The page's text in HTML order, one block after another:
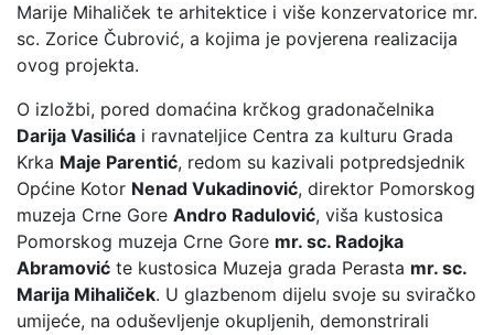
Marije Mihaliček te arhitektice i više konzervatorice mr.
sc. Zorice Čubrović, a kojima je povjerena realizacija
ovog projekta.
O izložbi, pored domaćina krčkog gradonačelnika
Darija Vasilića i ravnateljice Centra za kulturu Grada
Krka Maje Parentić, redom su kazivali potpredsjednik
Općine Kotor Nenad Vukadinović, direktor Pomorskog
muzeja Crne Gore Andro Radulović, viša kustosica
Pomorskog muzeja Crne Gore mr. sc. Radojka
Abramović te kustosica Muzeja grada Perasta mr. sc.
Marija Mihaliček. U glazbenom dijelu svoje su sviračko
umijeće, na oduševljenje okupljenih, demonstrirali